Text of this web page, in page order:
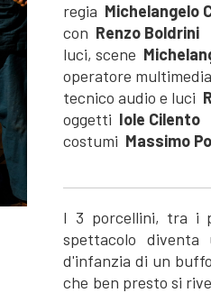
regia Michelangelo
con Renzo Boldrini
luci, scene
operatore
tecnico audio e luci
oggetti Iole Cilento
costumi Massimo
I 3 porcellini, tra i
spettacolo
d'infanzia di un
che ben presto si